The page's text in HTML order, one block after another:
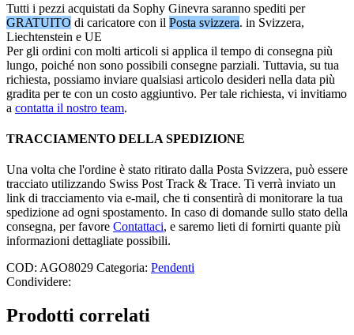
Tutti i pezzi acquistati da Sophy Ginevra saranno spediti per
GRATUITO di caricatore con il Posta svizzera. in Svizzera,
Liechtenstein e UE
Per gli ordini con molti articoli si applica il tempo di consegna più
lungo, poiché non sono possibili consegne parziali. Tuttavia, su tua
richiesta, possiamo inviare qualsiasi articolo desideri nella data più
gradita per te con un costo aggiuntivo. Per tale richiesta, vi invitiamo
a contatta il nostro team.
TRACCIAMENTO DELLA SPEDIZIONE
Una volta che l'ordine è stato ritirato dalla Posta Svizzera, può essere
tracciato utilizzando Swiss Post Track & Trace. Ti verrà inviato un
link di tracciamento via e-mail, che ti consentirà di monitorare la tua
spedizione ad ogni spostamento. In caso di domande sullo stato della
consegna, per favore Contattaci, e saremo lieti di fornirti quante più
informazioni dettagliate possibili.
COD: AGO8029 Categoria: Pendenti
Condividere:
Prodotti correlati